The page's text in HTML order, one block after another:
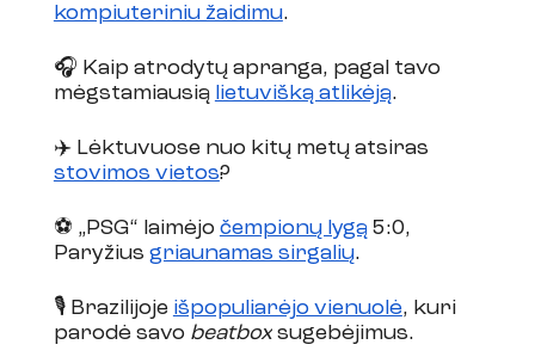
kompiuteriniu žaidimu.
🎧 Kaip atrodytų apranga, pagal tavo
mėgstamiausią lietuvišką atlikėją.
✈️ Lėktuvuose nuo kitų metų atsiras
stovimos vietos?
⚽️ „PSG“ laimėjo čempionų lygą 5:0,
Paryžius griaunamas sirgalių.
🎙️ Brazilijoje išpopuliarėjo vienuolė, kuri
parodė savo beatbox sugebėjimus.